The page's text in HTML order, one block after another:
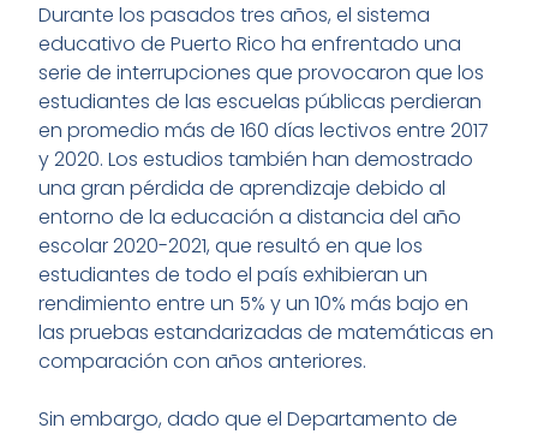
Durante los pasados tres años, el sistema
educativo de Puerto Rico ha enfrentado una
serie de interrupciones que provocaron que los
estudiantes de las escuelas públicas perdieran
en promedio más de 160 días lectivos entre 2017
y 2020. Los estudios también han demostrado
una gran pérdida de aprendizaje debido al
entorno de la educación a distancia del año
escolar 2020-2021, que resultó en que los
estudiantes de todo el país exhibieran un
rendimiento entre un 5% y un 10% más bajo en
las pruebas estandarizadas de matemáticas en
comparación con años anteriores.
Sin embargo, dado que el Departamento de